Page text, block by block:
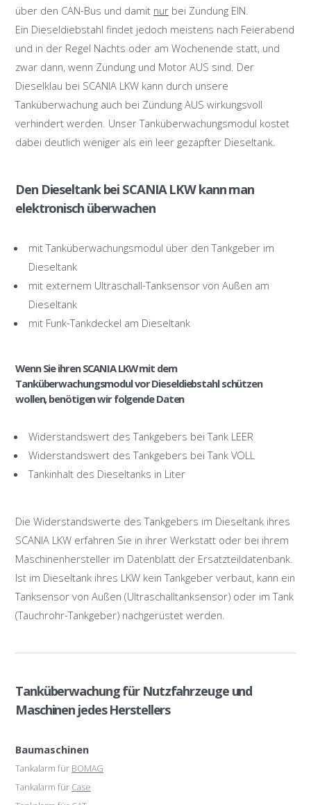
über den CAN-Bus und damit nur bei Zündung EIN.
Ein Dieseldiebstahl findet jedoch meistens nach Feierabend
und in der Regel Nachts oder am Wochenende statt, und
zwar dann, wenn Zündung und Motor AUS sind. Der
Dieselklau bei SCANIA LKW kann durch unsere
Tanküberwachung auch bei Zündung AUS wirkungsvoll
verhindert werden. Unser Tanküberwachungsmodul kostet
dabei deutlich weniger als ein leer gezapfter Dieseltank.
Den Dieseltank bei SCANIA LKW kann man
elektronisch überwachen
mit Tanküberwachungsmodul über den Tankgeber im
Dieseltank
mit externem Ultraschall-Tanksensor von Außen am
Dieseltank
mit Funk-Tankdeckel am Dieseltank
Wenn Sie ihren SCANIA LKW mit dem
Tanküberwachungsmodul vor Dieseldiebstahl schützen
wollen, benötigen wir folgende Daten
Widerstandswert des Tankgebers bei Tank LEER
Widerstandswert des Tankgebers bei Tank VOLL
Tankinhalt des Dieseltanks in Liter
Die Widerstandswerte des Tankgebers im Dieseltank ihres
SCANIA LKW erfahren Sie in ihrer Werkstatt oder bei ihrem
Maschinenhersteller im Datenblatt der Ersatzteildatenbank.
Ist im Dieseltank ihres LKW kein Tankgeber verbaut, kann ein
Tanksensor von Außen (Ultraschalltanksensor) oder im Tank
(Tauchrohr-Tankgeber) nachgerüstet werden.
Tanküberwachung für Nutzfahrzeuge und
Maschinen jedes Herstellers
Baumaschinen
Tankalarm für BOMAG
Tankalarm für Case